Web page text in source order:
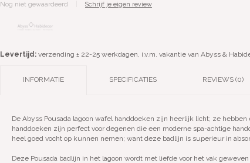
Nog niet gewaardeerd Schrijf je eigen review
Levertijd: verzending ± 22-25 werkdagen, i.v.m. vakantie van Abyss &
INFORMATIE SPECIFICATIES REVIEWS (0)
De Abyss Pousada lagoon wafel handdoeken zijn heerlijk licht; ze
handdoeken zijn perfect voor degenen die een moderne spa-achtige
heel goed vocht op kunnen nemen; want deze badlijn is superieur in
Deze Pousada badlijn in het lagoon wordt met liefde voor het vak